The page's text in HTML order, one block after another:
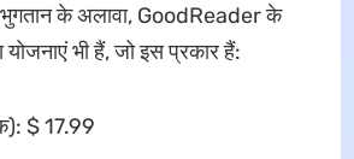
के अलावा, GoodReader के
भी हैं, जो इस प्रकार हैं:
$ 17.99